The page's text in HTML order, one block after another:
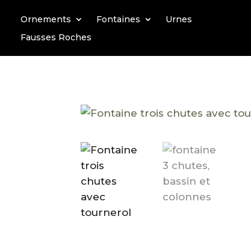
Ornements Fontaines
Urnes
Fausses Roches